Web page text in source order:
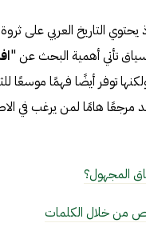
يحتوي التاريخ العربي على
تأتي أهمية البحث عن "
توفر أيضًا فهمًا موسعًا
مرجعًا هامًا لمن يرغب في
المجهول؟
من خلال الكلمات